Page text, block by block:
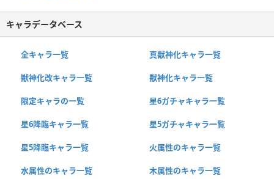
キャラデータベース
全キャラ一覧 真獣神化キャラ一覧
獣神化改キャラ一覧 獣神化キャラ一覧
限定キャラの一覧 星6ガチャキャラ一覧
星6降臨キャラ一覧 星5ガチャキャラ一覧
星5降臨キャラ一覧 火属性のキャラ一覧
水属性のキャラ一覧 木属性のキャラ一覧